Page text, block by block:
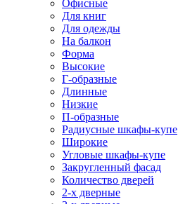
Офисные
Для книг
Для одежды
На балкон
Форма
Высокие
Г-образные
Длинные
Низкие
П-образные
Радиусные шкафы-купе
Широкие
Угловые шкафы-купе
Закругленный фасад
Количество дверей
2-х дверные